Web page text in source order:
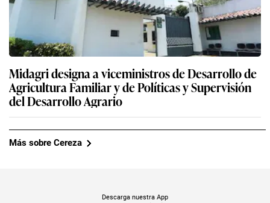
Midagri designa a viceministros de Desarrollo de
Agricultura Familiar y de Políticas y Supervisión
del Desarrollo Agrario
Más sobre Cereza
Descarga nuestra App